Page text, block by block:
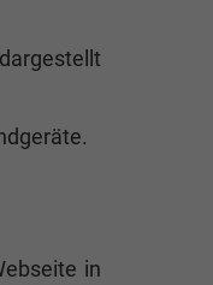
in